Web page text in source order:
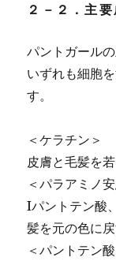
２－２．主
パントガール
いずれも細胞
す。
＜ケラチン＞
皮膚と毛髪を
＜パラアミノ
Iパントテン酸
髪を元の色に
＜パントテン